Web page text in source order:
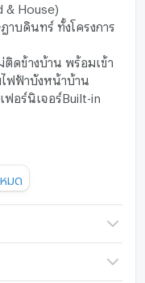
& House)
บดินทร์ ทั้งโครงการ
ติดข้างบ้าน พร้อมเข้า
ไฟฟ้าบังหน้าบ้าน
ฟอร์นิเจอร์Built-in
าบดินทร์ (Land &
บ้านหันหน้าทางทิศ
มด
Ratchapruek -